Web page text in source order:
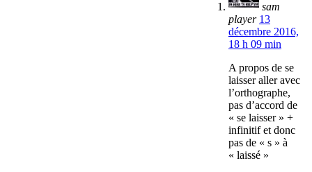
sam
player 13
décembre 2016,
18 h 09 min
A propos de se
laisser aller avec
l’orthographe,
pas d’accord de
« se laisser » +
infinitif et donc
pas de « s » à
« laissé »